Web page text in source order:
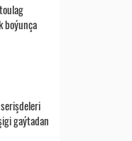
boýunça
gaýtadan